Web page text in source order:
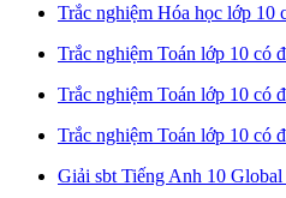
Trắc nghiệm Hóa học lớp 10
Trắc nghiệm Toán lớp 10 có
Trắc nghiệm Toán lớp 10 có
Trắc nghiệm Toán lớp 10 có
Giải sbt Tiếng Anh 10